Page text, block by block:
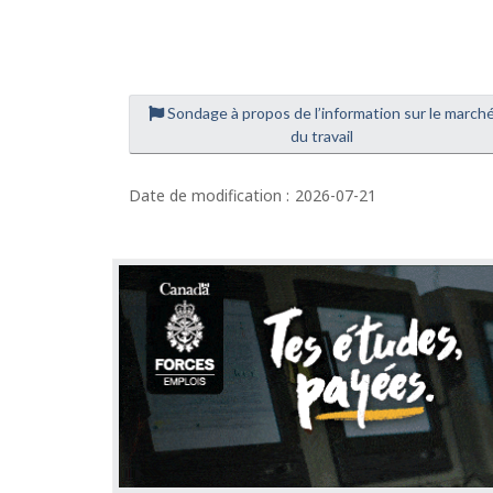
Sondage à propos de l’information sur le
du travail
D
é
t
i
l
s
d
e
Date de modification : 2026-07-21